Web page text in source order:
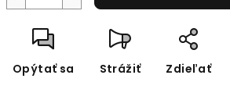
Opýtať sa Strážiť Zdieľať